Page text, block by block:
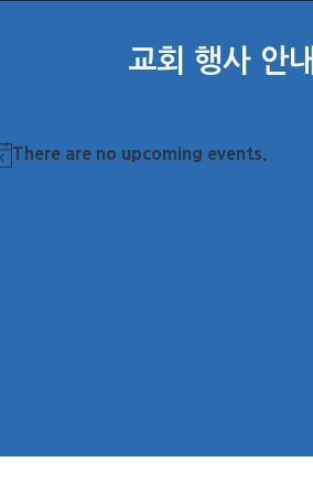
교회 행사 안내
There are no upcoming events.